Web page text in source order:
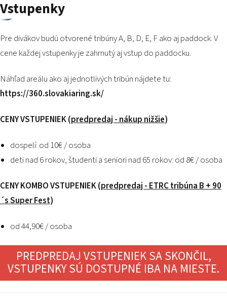
Vstupenky
Pre divákov budú otvorené tribúny A, B, D, E, F ako aj paddock. V
cene každej vstupenky je zahrnutý aj vstup do paddocku.
Náhľad areálu ako aj jednotlivých tribún nájdete tu:
https://360.slovakiaring.sk/
CENY VSTUPENIEK (predpredaj - nákup nižšie)
dospelí: od 10€ / osoba
deti nad 6 rokov, študenti a seniori nad 65 rokov: od 8€ / osoba
CENY KOMBO VSTUPENIEK (predpredaj - ETRC tribúna B + 90
´s Super Fest)
od 44,90€ / osoba
PREDPREDAJ VSTUPENIEK SA SKONČIL,
VSTUPENKY SÚ DOSTUPNÉ IBA NA MIESTE.